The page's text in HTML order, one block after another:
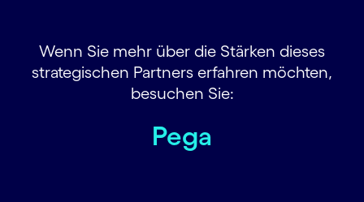
Wenn Sie mehr über die Stärken dieses
strategischen Partners erfahren möchten,
besuchen Sie:
Pega